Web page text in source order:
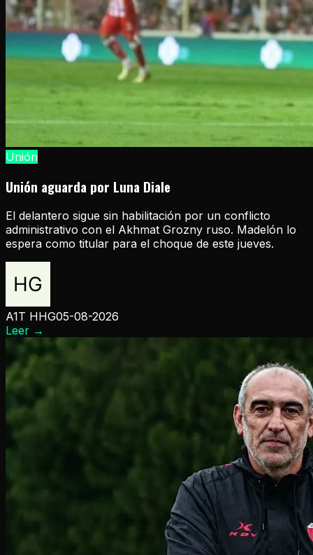
Unión
Unión aguarda por Luna Diale
El delantero sigue sin habilitación por un conflicto
administrativo con el Akhmat Grozny ruso. Madelón lo
espera como titular para el choque de este jueves.
A1T HHG05-08-2026
Leer →